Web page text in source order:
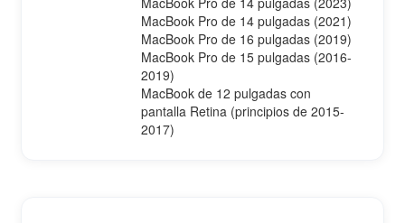
MacBook Pro de 14 pulgadas (2021)
MacBook Pro de 16 pulgadas (2019)
MacBook Pro de 15 pulgadas (2016-
2019)
MacBook de 12 pulgadas con
pantalla Retina (principios de 2015-
2017)